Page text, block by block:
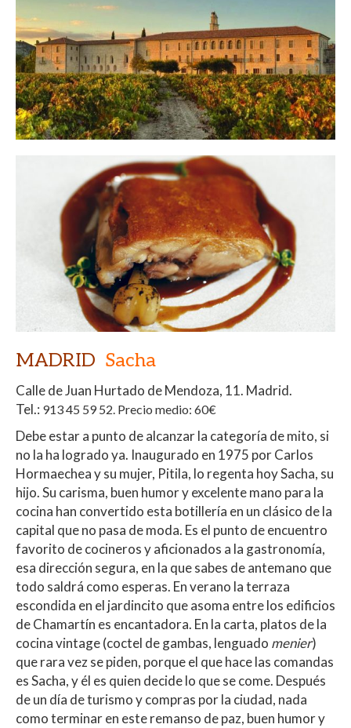
MADRID Sacha
Calle de Juan Hurtado de Mendoza, 11. Madrid.
Tel.: 913 45 59 52. Precio medio: 60€
Debe estar a punto de alcanzar la categoría de mito, si
no la ha logrado ya. Inaugurado en 1975 por Carlos
Hormaechea y su mujer, Pitila, lo regenta hoy Sacha, su
hijo. Su carisma, buen humor y excelente mano para la
cocina han convertido esta botillería en un clásico de la
capital que no pasa de moda. Es el punto de encuentro
favorito de cocineros y aficionados a la gastronomía,
esa dirección segura, en la que sabes de antemano que
todo saldrá como esperas. En verano la terraza
escondida en el jardincito que asoma entre los edificios
de Chamartín es encantadora. En la carta, platos de la
cocina vintage (coctel de gambas, lenguado menier)
que rara vez se piden, porque el que hace las comandas
es Sacha, y él es quien decide lo que se come. Después
de un día de turismo y compras por la ciudad, nada
como terminar en este remanso de paz, buen humor y